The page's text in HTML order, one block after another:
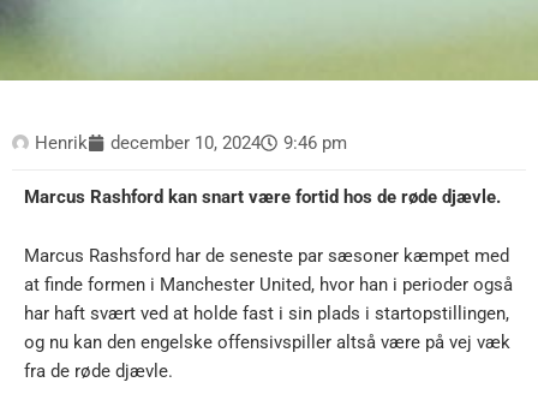
Henrik december 10, 2024 9:46 pm
Marcus Rashford kan snart være fortid hos de røde djævle.
Marcus Rashsford har de seneste par sæsoner kæmpet med
at finde formen i Manchester United, hvor han i perioder også
har haft svært ved at holde fast i sin plads i startopstillingen,
og nu kan den engelske offensivspiller altså være på vej væk
fra de røde djævle.